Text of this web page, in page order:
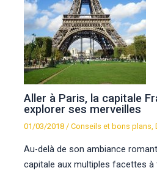
Aller à Paris, la capitale
explorer ses merveilles
01/03/2018/Conseils et bons plans,
Au-delà de son ambiance
capitale aux multiples facettes à